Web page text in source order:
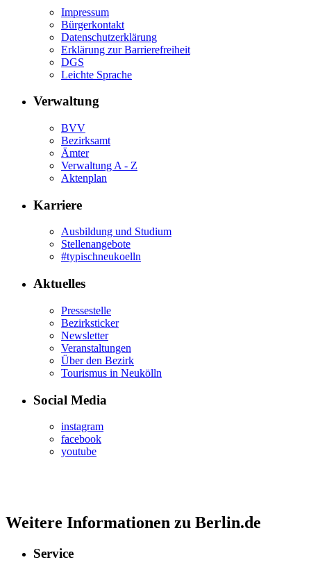
Impressum
Bürgerkontakt
Datenschutzerklärung
Erklärung zur Barrierefreiheit
DGS
Leichte Sprache
Verwaltung
BVV
Bezirksamt
Ämter
Verwaltung A - Z
Aktenplan
Karriere
Ausbildung und Studium
Stellenangebote
#typischneukoelln
Aktuelles
Pressestelle
Bezirksticker
Newsletter
Veranstaltungen
Über den Bezirk
Tourismus in Neukölln
Social Media
instagram
facebook
youtube
Weitere Informationen zu Berlin.de
Service